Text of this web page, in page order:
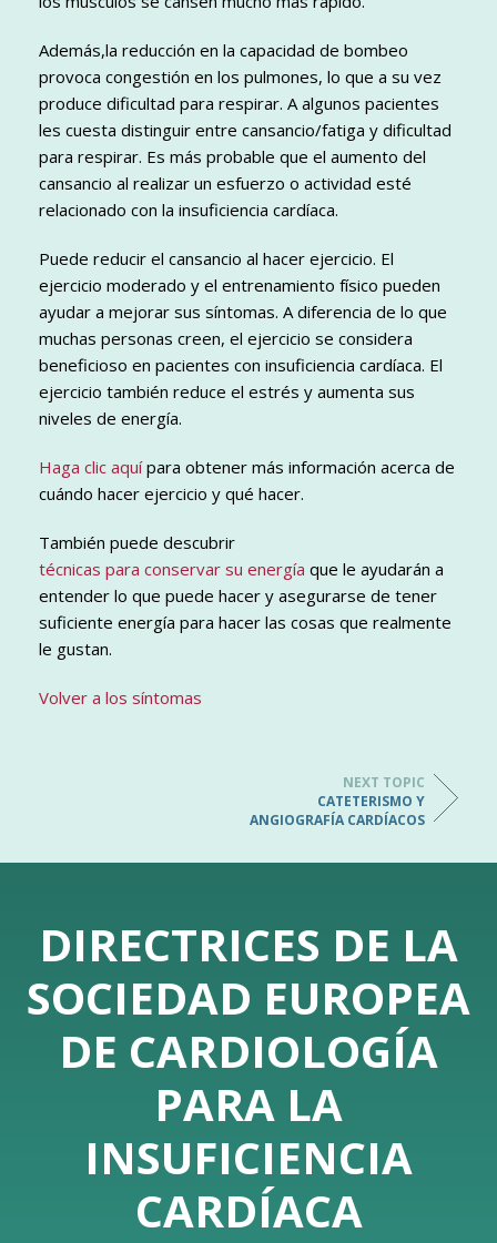
Además,la reducción en la capacidad de bombeo
provoca congestión en los pulmones, lo que a su vez
produce dificultad para respirar. A algunos pacientes
les cuesta distinguir entre cansancio/fatiga y dificultad
para respirar. Es más probable que el aumento del
cansancio al realizar un esfuerzo o actividad esté
relacionado con la insuficiencia cardíaca.
Puede reducir el cansancio al hacer ejercicio. El
ejercicio moderado y el entrenamiento físico pueden
ayudar a mejorar sus síntomas. A diferencia de lo que
muchas personas creen, el ejercicio se considera
beneficioso en pacientes con insuficiencia cardíaca. El
ejercicio también reduce el estrés y aumenta sus
niveles de energía.
Haga clic aquípara obtener más información acerca de
cuándo hacer ejercicio y qué hacer.
También puede descubrir
técnicas para conservar su energía que le ayudarán a
entender lo que puede hacer y asegurarse de tener
suficiente energía para hacer las cosas que realmente
le gustan.
Volver a los síntomas
NEXT TOPIC
CATETERISMO Y
ANGIOGRAFÍA CARDÍACOS
DIRECTRICES DE LA
SOCIEDAD EUROPEA
DE CARDIOLOGÍA
PARA LA
INSUFICIENCIA
CARDÍACA